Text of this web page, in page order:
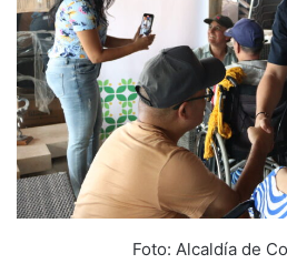
Foto: Alcaldía de